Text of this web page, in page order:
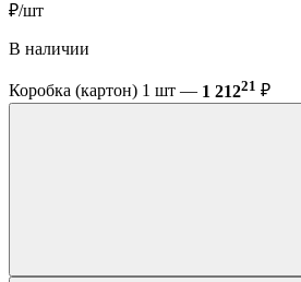
₽/шт
В наличии
Коробка (картон) 1 шт — 1 21221 ₽